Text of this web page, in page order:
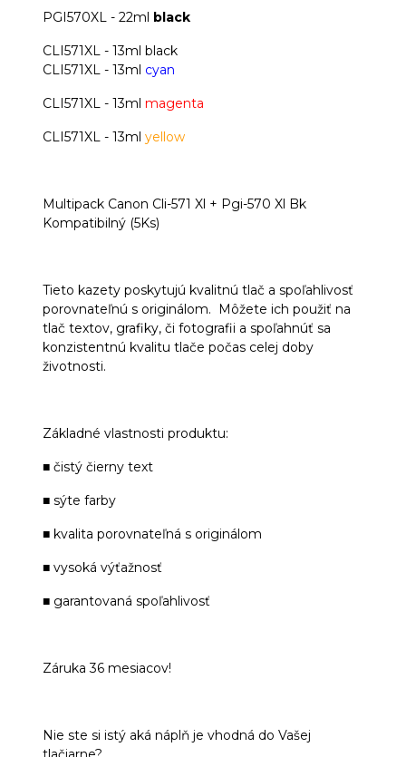
PGI570XL - 22ml black
CLI571XL - 13ml black
CLI571XL - 13ml cyan
CLI571XL - 13ml magenta
CLI571XL - 13ml yellow
Multipack Canon Cli-571 Xl + Pgi-570 Xl Bk
Kompatibilný (5Ks)
Tieto kazety poskytujú kvalitnú tlač a spoľahlivosť
porovnateľnú s originálom. Môžete ich použiť na
tlač textov, grafiky, či fotografii a spoľahnúť sa
konzistentnú kvalitu tlače počas celej doby
životnosti.
Základné vlastnosti produktu:
■ čistý čierny text
■ sýte farby
■ kvalita porovnateľná s originálom
■ vysoká výťažnosť
■ garantovaná spoľahlivosť
Záruka 36 mesiacov!
Nie ste si istý aká náplň je vhodná do Vašej